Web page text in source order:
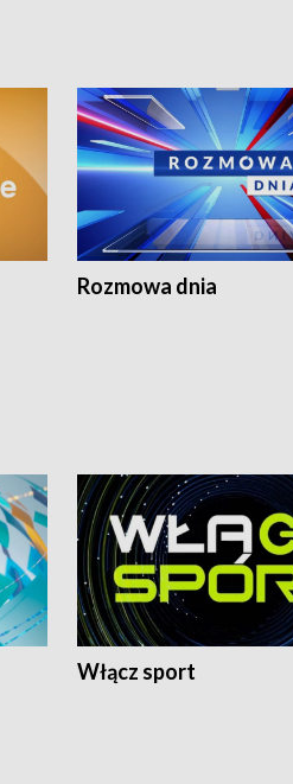
Rozmowa dnia
Włącz sport